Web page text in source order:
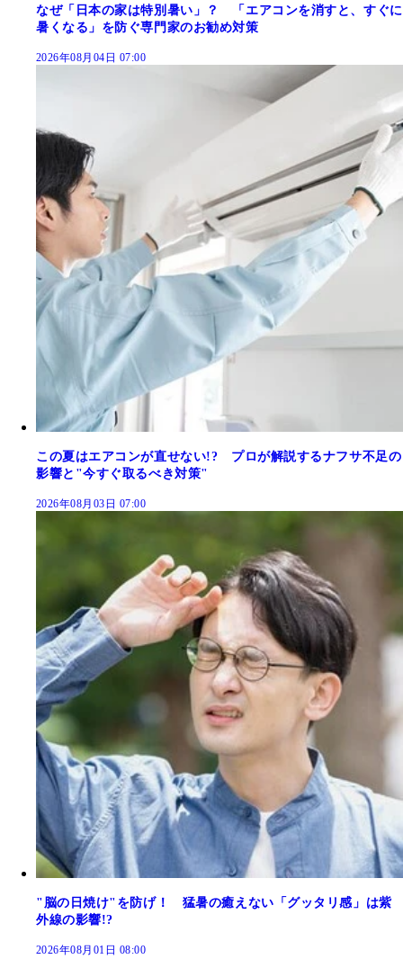
なぜ「日本の家は特別暑い」？ 「エアコンを消すと、すぐに
暑くなる」を防ぐ専門家のお勧め対策
2026年08月04日 07:00
この夏はエアコンが直せない!? プロが解説するナフサ不足の
影響と"今すぐ取るべき対策"
2026年08月03日 07:00
"脳の日焼け"を防げ！ 猛暑の癒えない「グッタリ感」は紫
外線の影響!?
2026年08月01日 08:00